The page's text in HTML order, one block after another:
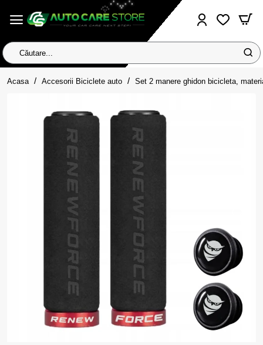
Căutare...
Acasa homeAccesorii Biciclete auto Set 2 manere ghidon bicicleta,